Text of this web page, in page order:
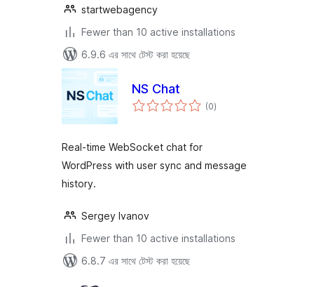
startwebagency
Fewer than 10 active installations
6.9.6 এর সাথে টেস্ট করা হয়েছে
NS Chat
(0total
ratings
)
Real-time WebSocket chat for
WordPress with user sync and message
history.
Sergey Ivanov
Fewer than 10 active installations
6.8.7 এর সাথে টেস্ট করা হয়েছে